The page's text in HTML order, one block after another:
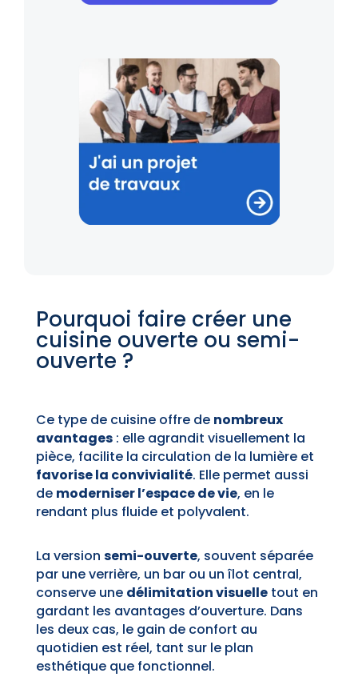
Pourquoi faire créer une
cuisine ouverte ou semi-
ouverte ?
Ce type de cuisine offre de nombreux
avantages: elle agrandit visuellement la
pièce, facilite la circulation de la lumière et
favorise la convivialité. Elle permet aussi
de moderniser l’espace de vie, en le
rendant plus fluide et polyvalent.
La version semi-ouverte, souvent séparée
par une verrière, un bar ou un îlot central,
conserve une délimitation visuelletout en
gardant les avantages d’ouverture. Dans
les deux cas, le gain de confort au
quotidien est réel, tant sur le plan
esthétique que fonctionnel.